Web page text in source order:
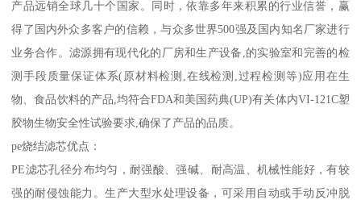
产品远销全球几十个国家。同时，依靠多年来积累的行业信誉，赢
得了国内外众多客户的信赖，与众多世界500强及国内知名厂家进行
业务合作。滤源拥有现代化的厂房和生产设备,的实验室和完善的检
测手段质量保证体系(原材料检测,在线检测,过程检测等)应用在生
物、食品饮料的产品,均符合FDA和美国药典(UP)有关体内VI-121C塑
胶物生物安全性试验要求,确保了产品的品质。
pe烧结滤芯优点：
PE滤芯孔径分布均匀，耐强酸、强碱、耐高温、机械性能好，有较
强的耐侵蚀能力。生产大型水处理设备，可采用自动或手动反冲脱